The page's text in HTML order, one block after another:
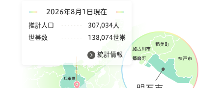
2026年8月1日現在
推計人口
307,034人
世帯数
138,074世帯
統計情報